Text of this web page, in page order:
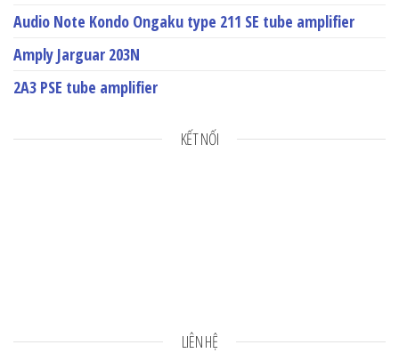
Audio Note Kondo Ongaku type 211 SE tube amplifier
Amply Jarguar 203N
2A3 PSE tube amplifier
KẾT NỐI
LIÊN HỆ